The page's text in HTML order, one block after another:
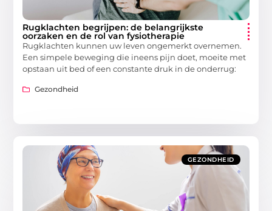
Rugklachten begrijpen: de belangrijkste
oorzaken en de rol van fysiotherapie
Rugklachten kunnen uw leven ongemerkt overnemen.
Een simpele beweging die ineens pijn doet, moeite met
opstaan uit bed of een constante druk in de onderrug:
Gezondheid
GEZONDHEID